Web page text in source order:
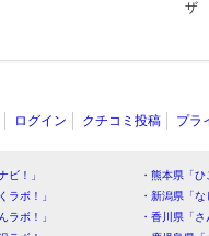
ザ
ログイン クチコミ投稿 プラ
ビ！」
・熊本県「
ラボ！」
・新潟県「
ラボ！」
・香川県「